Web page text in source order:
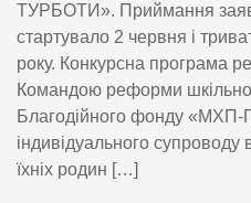
ТУРБОТИ». Приймання
стартувало 2 червня і
року. Конкурсна програма
Командою реформи
Благодійного фонду «МХП-
індивідуального супроводу
їхніх родин […]